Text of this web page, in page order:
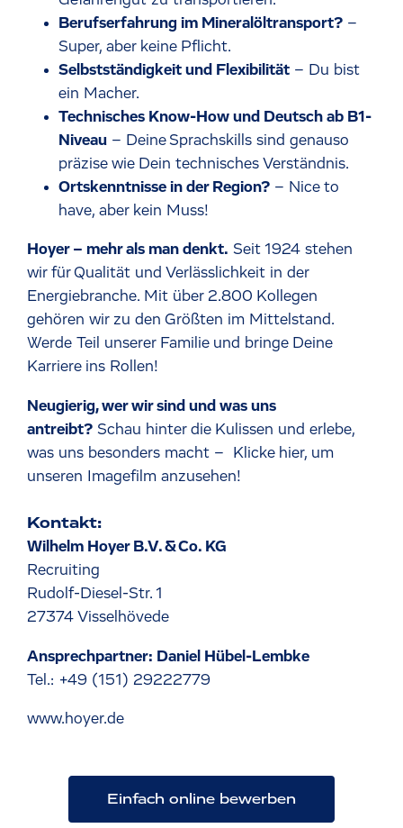
Berufserfahrung im Mineralöltransport? –
Super, aber keine Pflicht.
Selbstständigkeit und Flexibilität – Du bist
ein Macher.
Technisches Know-How und Deutsch ab B1-
Niveau – Deine Sprachskills sind genauso
präzise wie Dein technisches Verständnis.
Ortskenntnisse in der Region? – Nice to
have, aber kein Muss!
Hoyer – mehr als man denkt. Seit 1924 stehen
wir für Qualität und Verläss lichkeit in der
Energiebranche. Mit über 2.800 Kollegen
gehören wir zu den Größten im Mittelstand.
Werde Teil unserer Familie und bringe Deine
Karriere ins Rollen!
Neugierig, wer wir sind und was uns
antreibt? Schau hinter die Kulissen und erlebe,
was uns besonders macht –
Klicke hier, um
unseren Imagefilm anzusehen!
Kontakt:
Wilhelm Hoyer B.V. & Co. KG
Recruiting
Rudolf-Diesel-Str. 1
27374 Visselhövede
Ansprechpartner: Daniel Hübel-Lembke
Tel.: +49 (151) 29222779
www.hoyer.de
Einfach online bewerben